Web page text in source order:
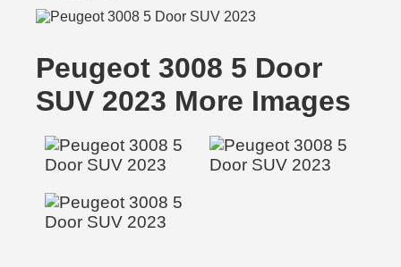
Peugeot 3008 5 Door
SUV 2023 More Images